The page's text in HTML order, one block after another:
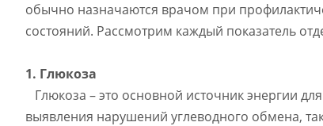
обычно назначаются врачом при
состояний. Рассмотрим каждый показатель
1. Глюкоза
Глюкоза – это основной источник энергии
выявления нарушений углеводного обмена,